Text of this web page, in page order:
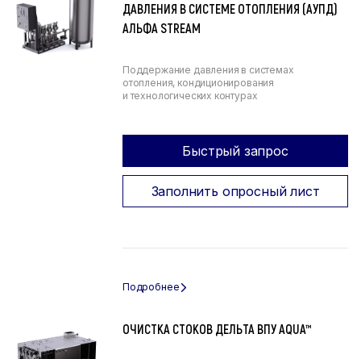
ДАВЛЕНИЯ В СИСТЕМЕ ОТОПЛЕНИЯ (АУПД)
АЛЬФА STREAM
Поддержание давления в системах
отопления, кондиционирования
и технологических контурах
Быстрый запрос
Заполнить опросный лист
ОЧИСТКА СТОКОВ ДЕЛЬТА ВПУ AQUA™